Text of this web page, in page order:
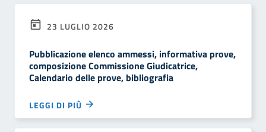
23 LUGLIO 2026
Pubblicazione elenco ammessi, informativa prove,
composizione Commissione Giudicatrice,
Calendario delle prove, bibliografia
LEGGI DI PIÙ